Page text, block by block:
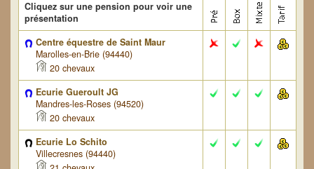
Cliquez sur une pension pour voir une
présentation
Centre équestre de Saint Maur
Marolles-en-Brie (94440)
20 chevaux
Ecurie Gueroult JG
Mandres-les-Roses (94520)
20 chevaux
Ecurie Lo Schito
Villecresnes (94440)